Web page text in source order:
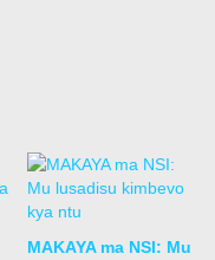
MAKAYA ma NSI: Mu